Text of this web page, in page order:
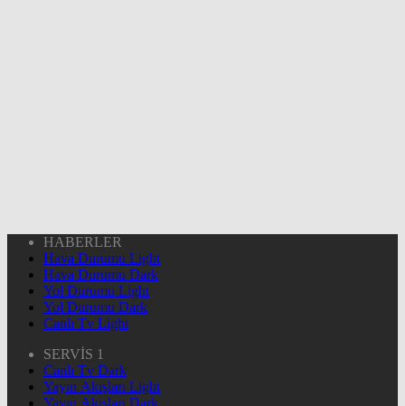
HABERLER
Hava Durumu Light
Hava Durumu Dark
Yol Durumu Light
Yol Durumu Dark
Canlı Tv Light
SERVİS 1
Canlı Tv Dark
Yayın Akışları Light
Yayın Akışları Dark